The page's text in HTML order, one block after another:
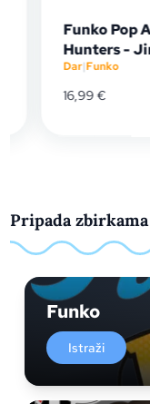
Funko Pop
Hunters -
Dar|Funko
16,99€
Pripada zbirkama
Funko
Istraži